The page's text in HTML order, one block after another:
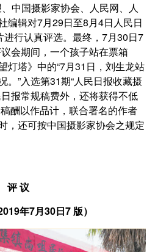
中国摄影家协会、人民网、人
编辑对7月29日至8月4日人民日
进行认真评选。最终，7月30日7
会期间，一个孩子站在票箱
灯塔》中的“7月31日，刘生龙站
。”入选第31期“人民日报收藏摄
报常规稿费外，还将获得不低
酬以作品计，联合署名的作者
，还可按中国摄影家协会之规定
评 议
年7月30日7 版）